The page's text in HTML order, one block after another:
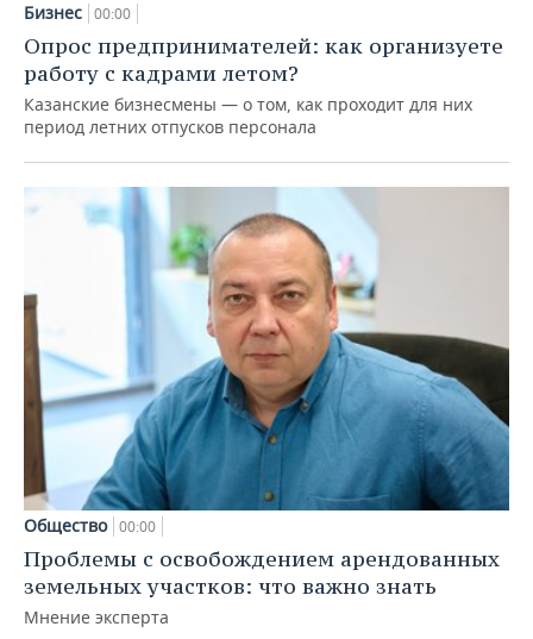
Бизнес 00:00
Опрос предпринимателей: как организуете
работу с кадрами летом?
Казанские бизнесмены — о том, как проходит для них
период летних отпусков персонала
Общество 00:00
Проблемы с освобождением арендованных
земельных участков: что важно знать
Мнение эксперта